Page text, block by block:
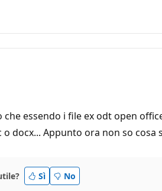
che essendo i file ex odt open
docx... Appunto ora non so
Sì No